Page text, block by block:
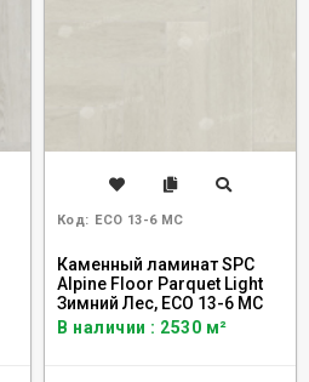
Код: ECO 13-6 MC
Каменный ламинат SPC
Alpine Floor Parquet Light
Зимний Лес, ЕСО 13-6 MC
В наличии : 2530 м²